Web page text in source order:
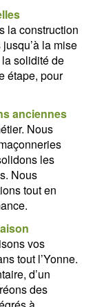
la construction
la mise
la solidité de
étape, pour
anciennes
Nous
les
Nous
tout en
vos
tout l’Yonne.
d’un
des